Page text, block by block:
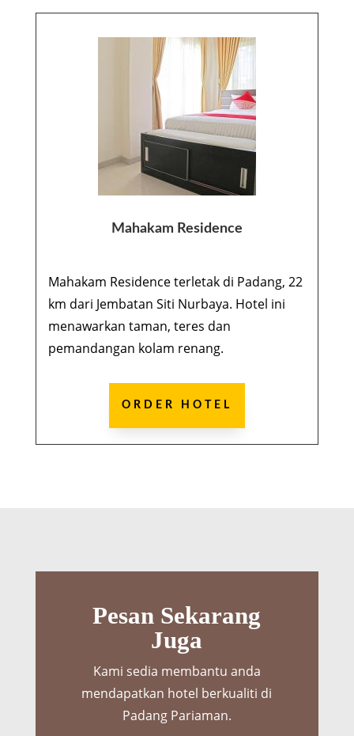
Mahakam Residence
Mahakam Residence terletak di Padang, 22
km dari Jembatan Siti Nurbaya. Hotel ini
menawarkan taman, teres dan
pemandangan kolam renang.
ORDER HOTEL
Pesan Sekarang
Juga
Kami sedia membantu anda
mendapatkan hotel berkualiti di
Padang Pariaman.